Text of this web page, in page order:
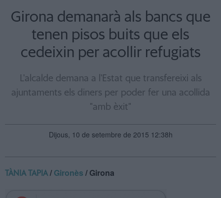
Girona demanarà als bancs que
tenen pisos buits que els
cedeixin per acollir refugiats
L'alcalde demana a l'Estat que transfereixi als
ajuntaments els diners per poder fer una acollida
"amb èxit"
Dijous, 10 de setembre de 2015 12:38h
TÀNIA TAPIA/Gironès / Girona